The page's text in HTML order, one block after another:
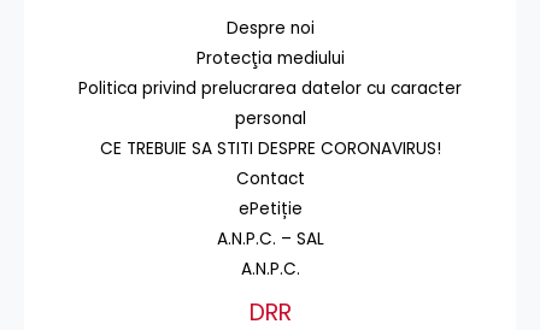
Despre noi
Protecţia mediului
Politica privind prelucrarea datelor cu caracter
personal
CE TREBUIE SA STITI DESPRE CORONAVIRUS!
Contact
ePetiție
A.N.P.C. – SAL
A.N.P.C.
DRR